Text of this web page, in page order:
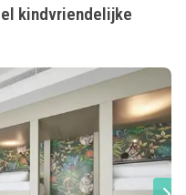
kindvriendelijke